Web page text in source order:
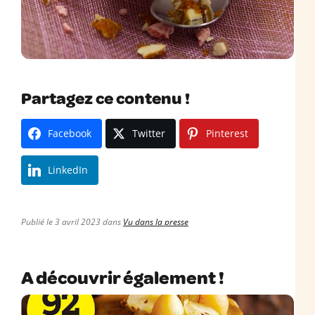
Partagez ce contenu !
Facebook Twitter Pinterest
LinkedIn
Publié le 3 avril 2023 dans Vu dans la presse
A découvrir également !